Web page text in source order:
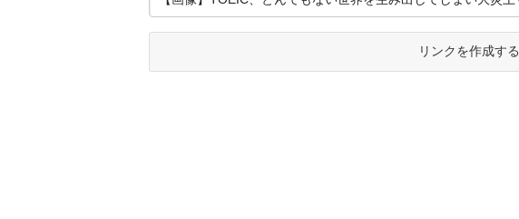
リンクを作成する